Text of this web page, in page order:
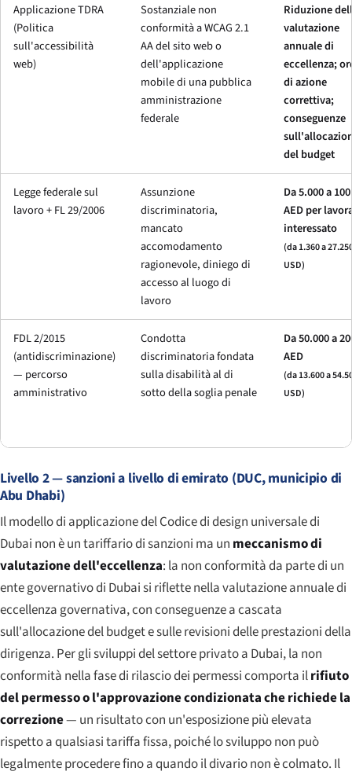
Applicazione TDRA
(Politica
sull'accessibilità
web)
Sostanziale non
conformità a WCAG 2.1
AA del sito web o
dell'applicazione
mobile di una pubblica
amministrazione
federale
Riduzione
valutazione
annuale di
eccellenza;
di azione
correttiva;
conseguenze
del budget
Legge federale sul
lavoro + FL 29/2006
Assunzione
discriminatoria,
mancato
accomodamento
ragionevole, diniego di
accesso al luogo di
lavoro
Da 5.000 a
AED per
interessato
(da 1.360 a
USD)
FDL 2/2015
(antidiscriminazione)
— percorso
amministrativo
Condotta
discriminatoria fondata
sulla disabilità al di
sotto della soglia penale
Da 50.000 a
AED
(da 13.600 a
USD)
Livello 2 — sanzioni a livello di emirato (DUC, municipio di
Abu Dhabi)
Il modello di applicazione del Codice di design universale di
Dubai non è un tariffario di sanzioni ma un meccanismo di
valutazione dell'eccellenza: la non conformità da parte di un
ente governativo di Dubai si riflette nella valutazione annuale di
eccellenza governativa, con conseguenze a cascata
sull'allocazione del budget e sulle revisioni delle prestazioni della
dirigenza. Per gli sviluppi del settore privato a Dubai, la non
conformità nella fase di rilascio dei permessi comporta ilrifiuto
del permesso o l'approvazione condizionata che richiede la
correzione— un risultato con un'esposizione più elevata
rispetto a qualsiasi tariffa fissa, poiché lo sviluppo non può
legalmente procedere fino a quando il divario non è colmato. Il